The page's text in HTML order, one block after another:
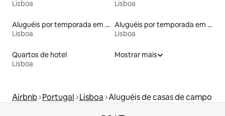
Lisboa Lisboa
Aluguéis por temporada em albergue
Lisboa
Aluguéis por temporada em hotéis-fazenda
Lisboa
Quartos de hotel
Lisboa
Mostrar mais
Airbnb Portugal Lisboa Aluguéis de casas de campo